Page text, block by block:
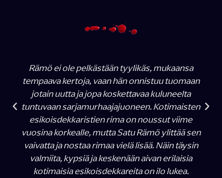
Rämö ei ole pelkästään tyylikäs, mukaansa
tempaava kertoja, vaan hän onnistuu tuomaan
jotain uutta ja jopa koskettavaa kuluneelta
tuntuvaan sarjamurhaajajuoneen. Kotimaisten
esikoisdekkaristien rima on noussut viime
vuosina korkealle, mutta Satu Rämö ylittää sen
vaivatta ja nostaa rimaa vielä lisää. Näin täysin
valmiita, kypsiä ja keskenään aivan erilaisia
kotimaisia esikoisdekkareita on ilo lukea.